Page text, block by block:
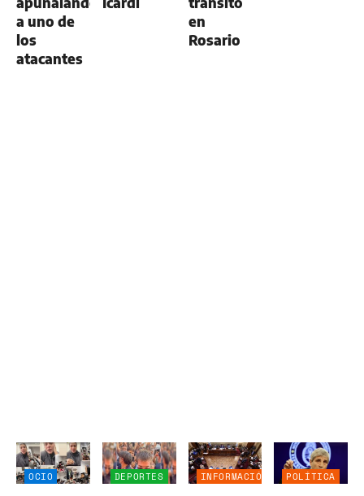
a uno de
los
atacantes
en
Rosario
OCIO DEPORTES
INFORMACIÓN
POLÍTICA